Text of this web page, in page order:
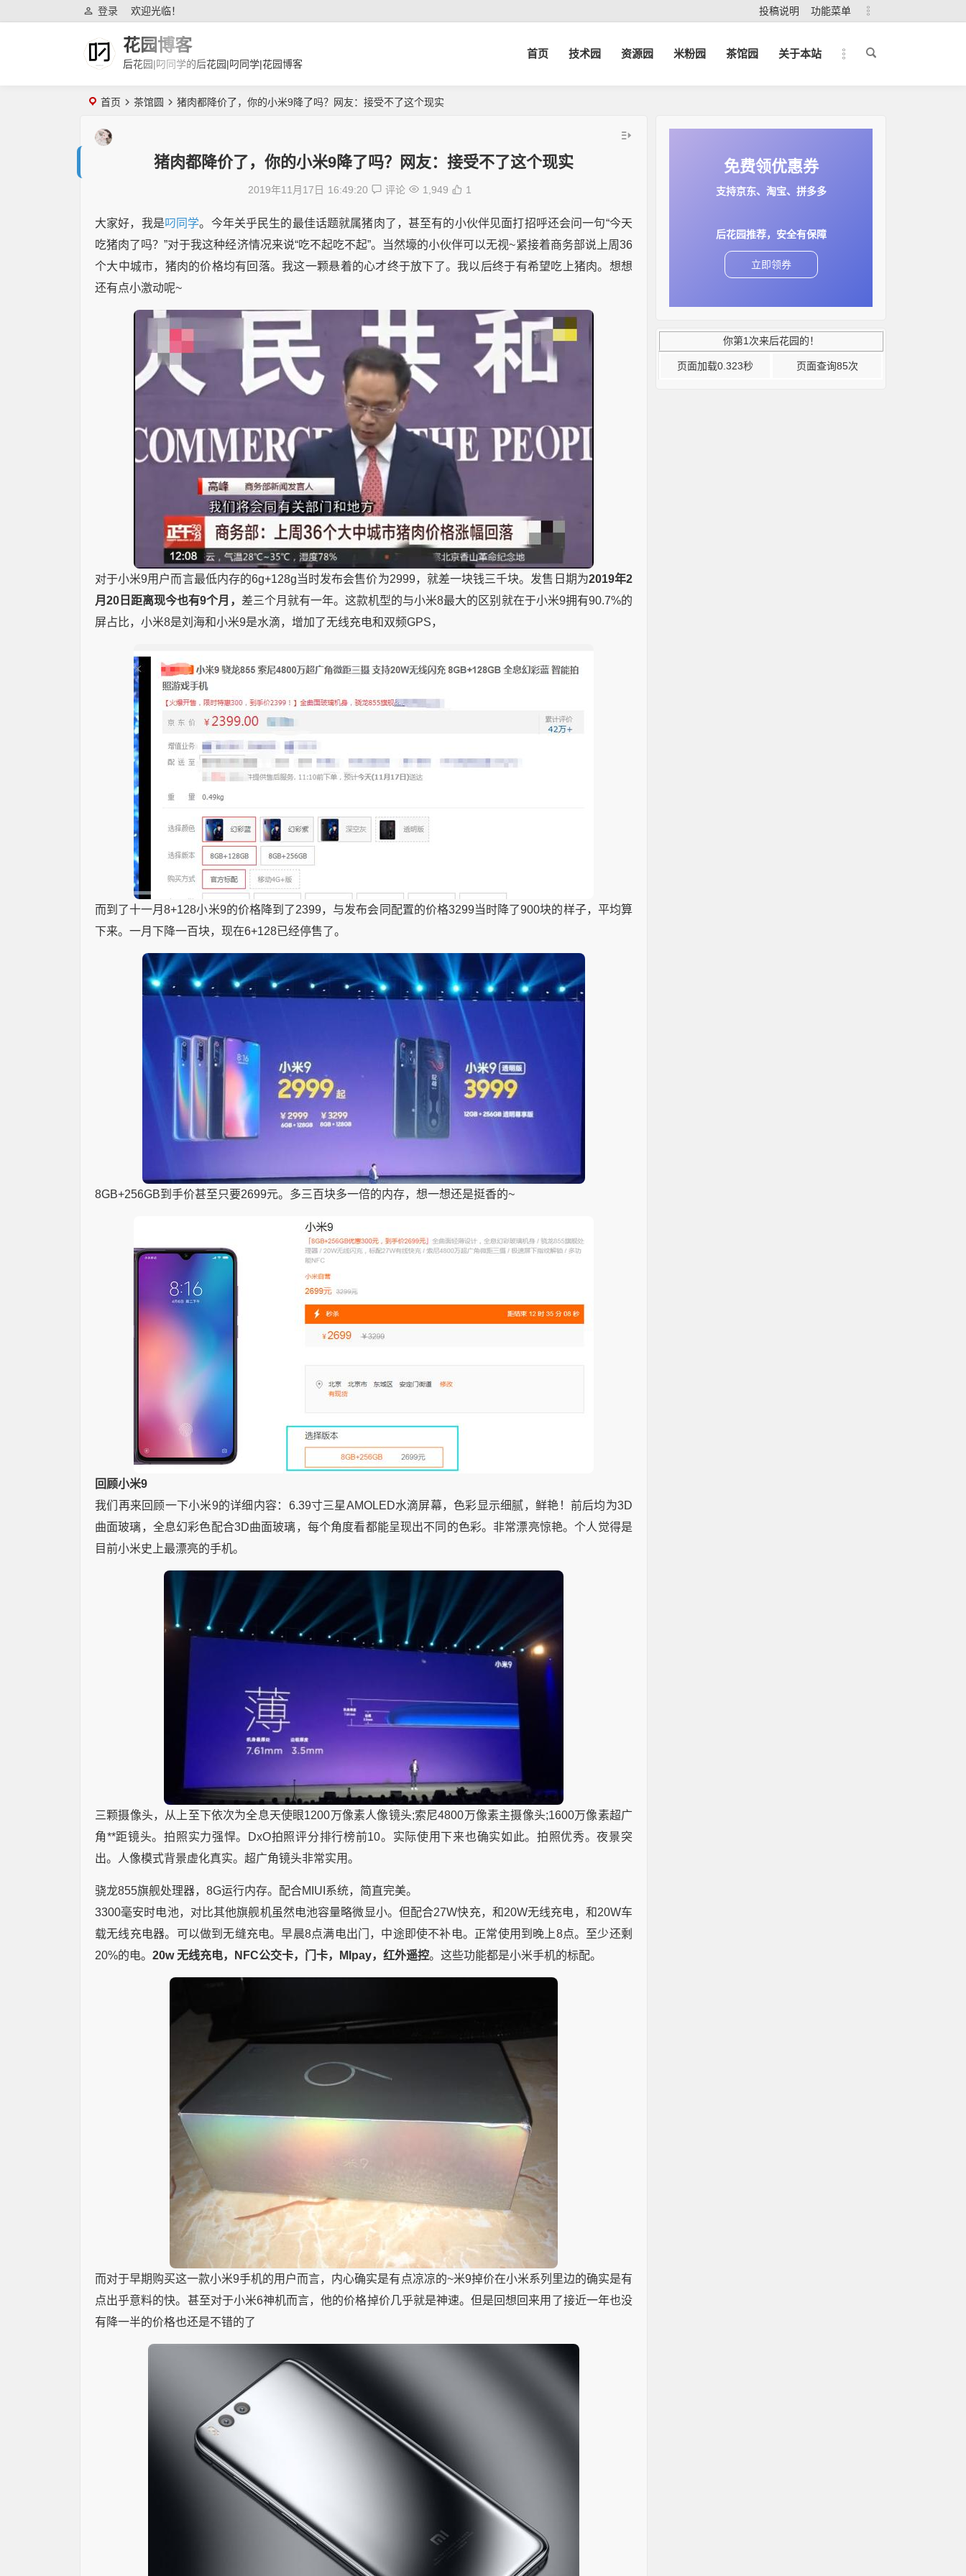
欢迎光临！
登录 投稿说明 功能菜单
花园博客
后花园|叼同学的后花园|叼同学|花园博客
首页 技术园 资源园 米粉园 茶馆园 关于本站
首页 茶馆圆 猪肉都降价了，你的小米9降了吗？网友：接受不了这个现实
猪肉都降价了，你的小米9降了吗？网友：接受不了这个现实
2019年11月17日 16:49:20 评论 1,949 1
大家好，我是叼同学。今年关乎民生的最佳话题就属猪肉了，甚至有的小伙伴见面打招呼还会问一句“今天
吃猪肉了吗？”对于我这种经济情况来说“吃不起吃不起”。当然壕的小伙伴可以无视~紧接着商务部说上周36
个大中城市，猪肉的价格均有回落。我这一颗悬着的心才终于放下了。我以后终于有希望吃上猪肉。想想
还有点小激动呢~
对于小米9用户而言最低内存的6g+128g当时发布会售价为2999，就差一块钱三千块。发售日期为2019年2
月20日距离现今也有9个月， 差三个月就有一年。这款机型的与小米8最大的区别就在于小米9拥有90.7%的
屏占比，小米8是刘海和小米9是水滴，增加了无线充电和双频GPS，
而到了十一月8+128小米9的价格降到了2399，与发布会同配置的价格3299当时降了900块的样子，平均算
下来。一月下降一百块，现在6+128已经停售了。
8GB+256GB到手价甚至只要2699元。多三百块多一倍的内存，想一想还是挺香的~
回顾小米9
我们再来回顾一下小米9的详细内容：6.39寸三星AMOLED水滴屏幕，色彩显示细腻，鲜艳！前后均为3D
曲面玻璃，全息幻彩色配合3D曲面玻璃，每个角度看都能呈现出不同的色彩。非常漂亮惊艳。个人觉得是
目前小米史上最漂亮的手机。
三颗摄像头，从上至下依次为全息天使眼1200万像素人像镜头;索尼4800万像素主摄像头;1600万像素超广
角**距镜头。拍照实力强悍。DxO拍照评分排行榜前10。实际使用下来也确实如此。拍照优秀。夜景突
出。人像模式背景虚化真实。超广角镜头非常实用。
骁龙855旗舰处理器，8G运行内存。配合MIUI系统，简直完美。
3300毫安时电池，对比其他旗舰机虽然电池容量略微显小。但配合27W快充，和20W无线充电，和20W车
载无线充电器。可以做到无缝充电。早晨8点满电出门，中途即使不补电。正常使用到晚上8点。至少还剩
20%的电。 20w 无线充电，NFC公交卡，门卡，MIpay，红外遥控。这些功能都是小米手机的标配。
而对于早期购买这一款小米9手机的用户而言，内心确实是有点凉凉的~米9掉价在小米系列里边的确实是有
点出乎意料的快。甚至对于小米6神机而言，他的价格掉价几乎就是神速。但是回想回来用了接近一年也没
有降一半的价格也还是不错的了
免费领优惠券
支持京东、淘宝、拼多多
后花园推荐，安全有保障
立即领券
你第1次来后花园的！
页面加载0.323秒 页面查询85次